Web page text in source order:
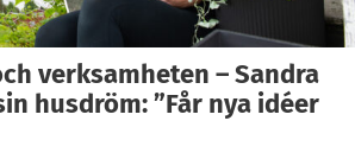
verksamheten – Sandra
husdröm: ”Får nya idéer